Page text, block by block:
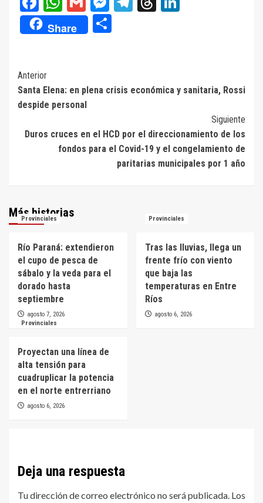
Share
Navegación
de
entradas
Anterior
Santa Elena: en plena crisis económica y sanitaria, Rossi
despide personal
Siguiente
Duros cruces en el HCD por el direccionamiento de los
fondos para el Covid-19 y el congelamiento de
paritarias municipales por 1 año
Más historias
Provinciales
Río Paraná: extendieron
el cupo de pesca de
sábalo y la veda para el
dorado hasta
septiembre
agosto 7, 2026
Provinciales
Tras las lluvias, llega un
frente frío con viento
que baja las
temperaturas en Entre
Ríos
agosto 6, 2026
Provinciales
Proyectan una línea de
alta tensión para
cuadruplicar la potencia
en el norte entrerriano
agosto 6, 2026
Deja una respuesta
Tu dirección de correo electrónico no será publicada. Los